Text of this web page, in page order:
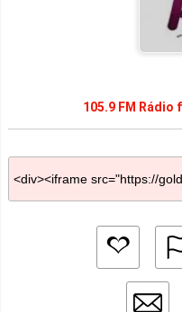
105.9 FM